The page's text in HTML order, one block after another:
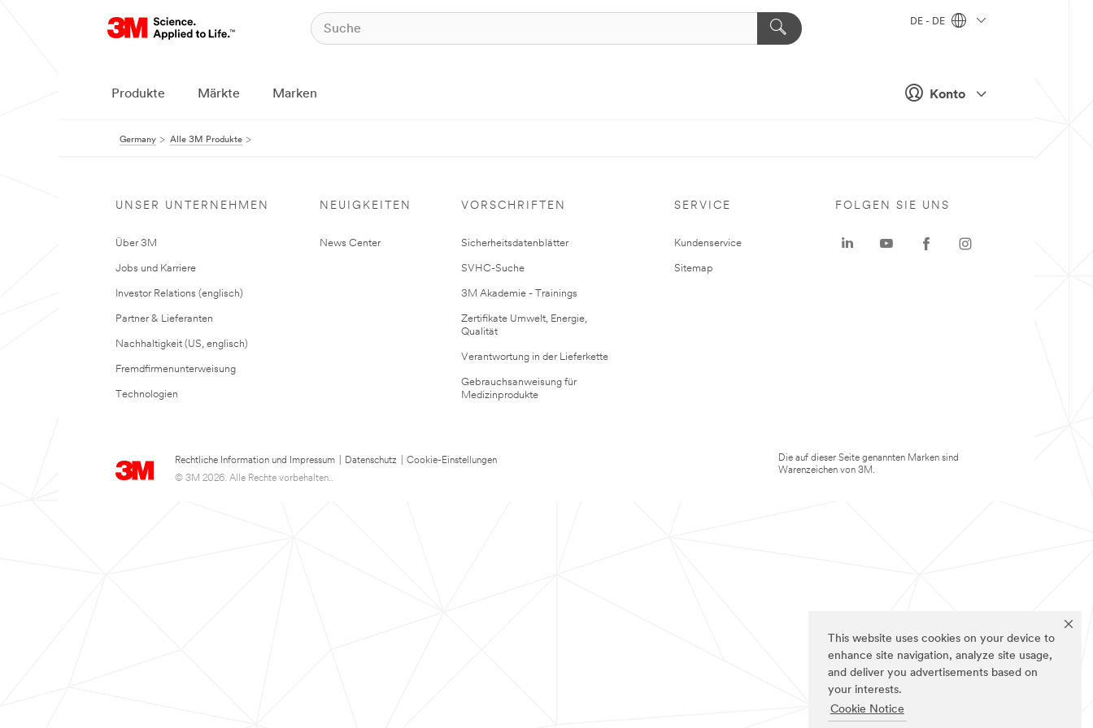
This website uses cookies on your device to
enhance site navigation, analyze site usage,
and deliver you advertisements based on
your interests.
Cookie Notice
Konto
DE - DE
Produkte Märkte Marken
Germany Alle 3M Produkte
UNSER UNTERNEHMEN
Über 3M
Jobs und Karriere
Investor Relations (englisch)
Partner & Lieferanten
Nachhaltigkeit (US, englisch)
Fremdfirmenunterweisung
Technologien
NEUIGKEITEN
News Center
VORSCHRIFTEN
Sicherheitsdatenblätter
SVHC-Suche
3M Akademie - Trainings
Zertifikate Umwelt, Energie,
Qualität
Verantwortung in der Lieferkette
Gebrauchsanweisung für
Medizinprodukte
SERVICE
Kundenservice
Sitemap
Rechtliche Information und Impressum Datenschutz
Cookie-Einstellungen
© 3M 2026. Alle Rechte vorbehalten..
FOLGEN SIE UNS
Die auf dieser Seite genannten Marken sind
Warenzeichen von 3M.